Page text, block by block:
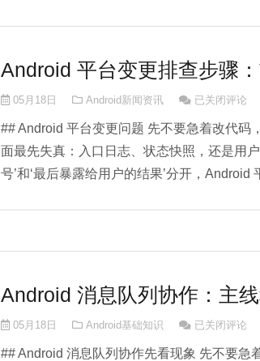
Android 平台变更排查步骤
05月18日 Android新闻资讯 Android 平台
已关闭评论
## Android 平台变更问题 先不要急着改代码
面最先失真：入口日志、状态快照，还是用
号’和‘最后暴露给用户的结果’分开，Android
Android 消息队列协作：主
05月18日 Android基础知识 Android 消息
已关闭评论
## Android 消息队列协作先看现象 先不要急